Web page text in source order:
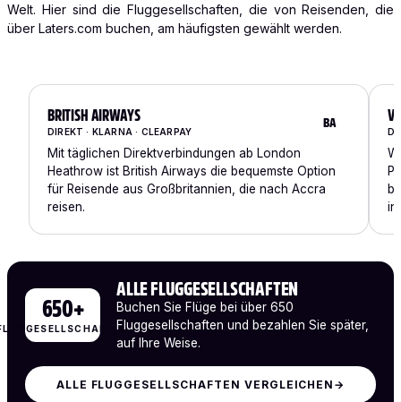
Welt. Hier sind die Fluggesellschaften, die von Reisenden, die
über Laters.com buchen, am häufigsten gewählt werden.
BRITISH AIRWAYS
DIREKT · KLARNA · CLEARPAY
BA
Mit täglichen Direktverbindungen ab London
Heathrow ist British Airways die bequemste Option
für Reisende aus Großbritannien, die nach Accra
reisen.
650+
ALLE FLUGGESELLSCHAFTEN
Buchen Sie Flüge bei über 650
Fluggesellschaften und bezahlen Sie später,
auf Ihre Weise.
ALLE FLUGGESELLSCHAFTEN VERGLEICHEN →